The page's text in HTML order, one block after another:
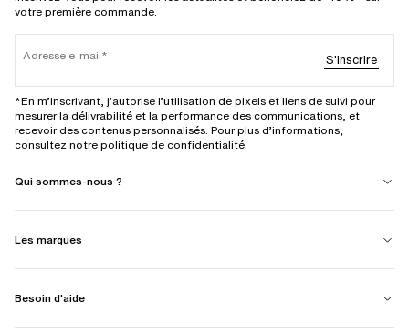
votre première commande.
Adresse e-mail S'inscrire
*En m’inscrivant, j’autorise l’utilisation de pixels et liens de suivi pour
mesurer la délivrabilité et la performance des communications, et
recevoir des contenus personnalisés. Pour plus d’informations,
consultez notre politique de confidentialité.
Qui sommes-nous ?
Les marques
Besoin d'aide